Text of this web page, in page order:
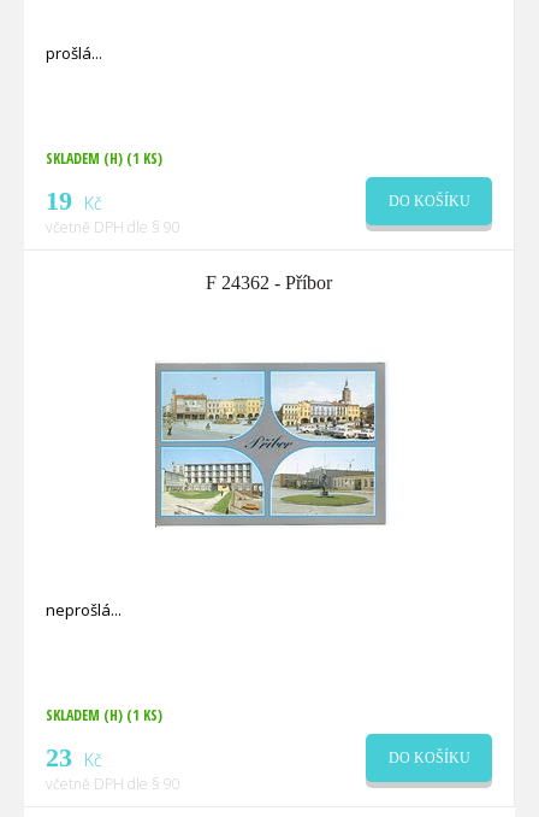
prošlá
SKLADEM (H) (1 KS)
19 Kč
včetně DPH dle § 90
DO KOŠÍKU
F 24362 - Příbor
neprošlá
SKLADEM (H) (1 KS)
23 Kč
včetně DPH dle § 90
DO KOŠÍKU